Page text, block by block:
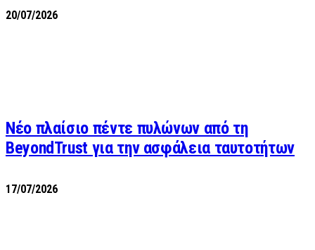
20/07/2026
Νέο πλαίσιο πέντε πυλώνων από τη
BeyondTrust για την ασφάλεια ταυτοτήτων
17/07/2026